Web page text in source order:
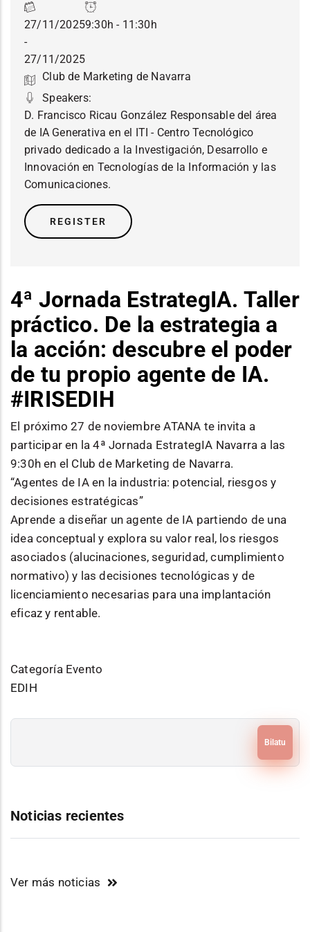
27/11/2025
-
27/11/2025
9:30h - 11:30h
Club de Marketing de Navarra
Speakers:
D. Francisco Ricau González Responsable del área
de IA Generativa en el ITI - Centro Tecnológico
privado dedicado a la Investigación, Desarrollo e
Innovación en Tecnologías de la Información y las
Comunicaciones.
REGISTER
4ª Jornada EstrategIA. Taller
práctico. De la estrategia a
la acción: descubre el poder
de tu propio agente de IA.
#IRISEDIH
El próximo 27 de noviembre ATANA te invita a
participar en la 4ª Jornada EstrategIA Navarra a las
9:30h en el Club de Marketing de Navarra.
“Agentes de IA en la industria: potencial, riesgos y
decisiones estratégicas”
Aprende a diseñar un agente de IA partiendo de una
idea conceptual y explora su valor real, los riesgos
asociados (alucinaciones, seguridad, cumplimiento
normativo) y las decisiones tecnológicas y de
licenciamiento necesarias para una implantación
eficaz y rentable.
Categoría Evento
EDIH
Noticias recientes
Ver más noticias